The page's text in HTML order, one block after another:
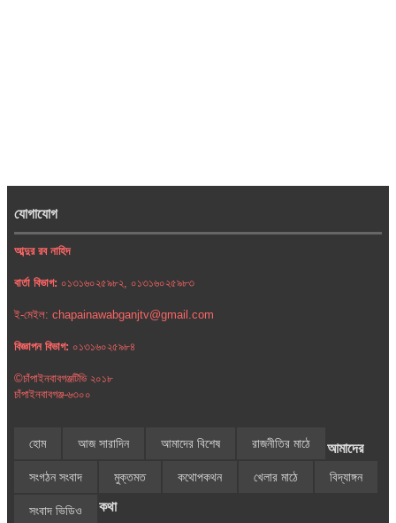
যোগাযোগ
আব্দুর রব নাহিদ
বার্তা বিভাগ: ০১৩১৬০২৫৯৮২, ০১৩১৬০২৫৯৮৩
ই-মেইল: chapainawabganjtv@gmail.com
বিজ্ঞাপন বিভাগ: ০১৩১৬০২৫৯৮৪
©চাঁপাইনবাবগঞ্জটিভি ২০১৮
চাঁপাইনবাবগঞ্জ-৬৩০০
হোম আজ সারাদিন আমাদের বিশেষ রাজনীতির মাঠে
সংগঠন সংবাদ মুক্তমত কথোপকথন খেলার মাঠে বিদ্যাঙ্গন
সংবাদ ভিডিও
আমাদের
কথা